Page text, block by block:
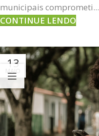
municipais comprometi...
CONTINUE LENDO
13
MAIO